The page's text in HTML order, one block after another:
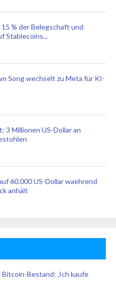
% der Belegschaft und
Stablecoins...
Song wechselt zu Meta für KI-
3 Millionen US-Dollar an
60.000 US-Dollar waehrend
anhält
Bitcoin-Bestand: ‚Ich kaufe